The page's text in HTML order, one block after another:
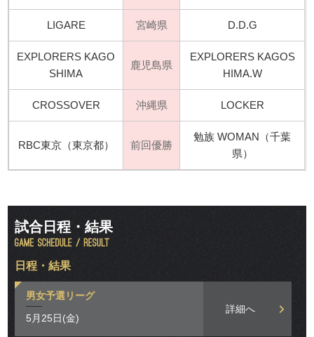
LIGARE 宮崎県 D.D.G
EXPLORERS KAGO
SHIMA
鹿児島県
EXPLORERS KAGOS
HIMA.W
CROSSOVER 沖縄県 LOCKER
RBC東京（東京都） 前回優勝
勉族 WOMAN（千葉
県）
試合日程・結果
日程・結果
男女予選リーグ
5月25日(金)
詳細へ